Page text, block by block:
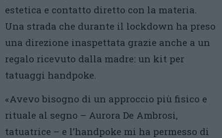
estetica e contatto diretto con la materia.
Una strada che durante il lockdown ha preso
una direzione inaspettata grazie anche a un
regalo ricevuto dalla madre: un kit per
tatuaggi handpoke.
«Avevo bisogno di un approccio più fisico e
rituale al segno – Aurora De Ambrosi,
tatuatrice – e l’handpoke mi ha permesso di